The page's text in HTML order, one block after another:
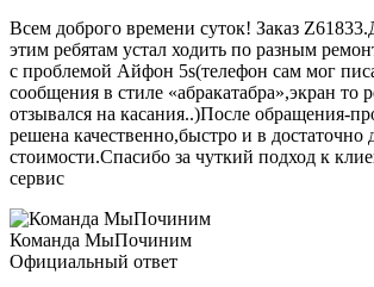
Всем доброго времени суток! Заказ
этим ребятам устал ходить по разным
с проблемой Айфон 5s(телефон сам мог
сообщения в стиле «абракатабра»,экран то
отзывался на касания..)После обращения-
решена качественно,быстро и в достаточно
стоимости.Спасибо за чуткий подход к
сервис
Команда МыПочиним
Официальный ответ